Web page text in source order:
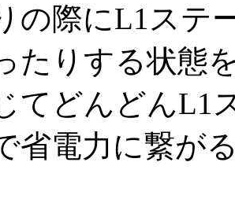
の際にL1ステ
たりする状態
てどんどんL1
省電力に繋が